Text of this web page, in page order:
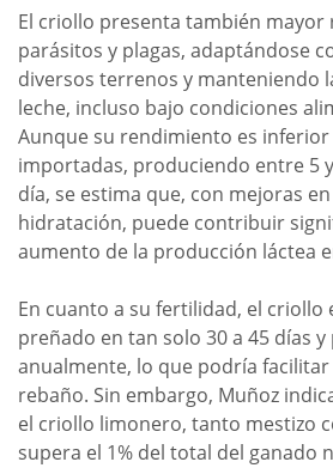
El criollo presenta también mayor
parásitos y plagas, adaptándose
diversos terrenos y manteniendo
leche, incluso bajo condiciones
Aunque su rendimiento es inferior
importadas, produciendo entre 5
día, se estima que, con mejoras
hidratación, puede contribuir
aumento de la producción láctea
En cuanto a su fertilidad, el criollo
preñado en tan solo 30 a 45 días
anualmente, lo que podría
rebaño. Sin embargo, Muñoz
el criollo limonero, tanto mestizo
supera el 1% del total del ganado